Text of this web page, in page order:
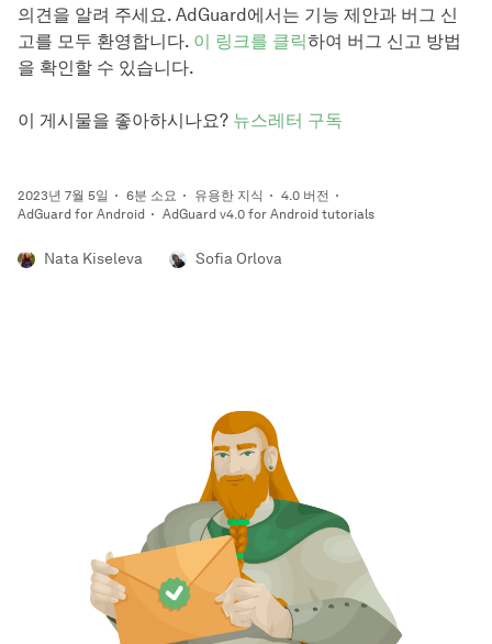
의견을 알려 주세요. AdGuard에서는 기능 제안과 버그 신
고를 모두 환영합니다. 이 링크를 클릭하여 버그 신고 방법
을 확인할 수 있습니다.
이 게시물을 좋아하시나요? 뉴스레터 구독
2023년 7월 5일 6분 소요 유용한 지식
4.0 버전
AdGuard for Android
AdGuard v4.0 for Android tutorials
Nata Kiseleva Sofia Orlova